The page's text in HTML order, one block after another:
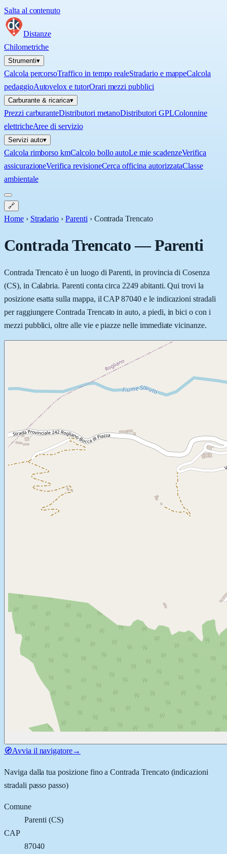
Salta al contenuto
Distanze
Chilometriche
Strumenti▾
Calcola percorsoTraffico in tempo realeStradario e mappeCalcola
pedaggioAutovelox e tutorOrari mezzi pubblici
Carburante & ricarica▾
Prezzi carburanteDistributori metanoDistributori GPLColonnine
elettricheAree di servizio
Servizi auto▾
Calcola rimborso kmCalcolo bollo autoLe mie scadenzeVerifica
assicurazioneVerifica revisioneCerca officina autorizzataClasse
ambientale
🔗
Home › Stradario › Parenti › Contrada Trencato
Contrada Trencato—Parenti
Contrada Trencato è un luogo di Parenti, in provincia di Cosenza
(CS), in Calabria. Parenti conta circa 2249 abitanti. Qui trovi la
posizione esatta sulla mappa, il CAP 87040 e le indicazioni stradali
per raggiungere Contrada Trencato in auto, a piedi, in bici o con i
mezzi pubblici, oltre alle vie e piazze nelle immediate vicinanze.
🧭Avvia il navigatore→
Naviga dalla tua posizione fino aContrada Trencato(indicazioni
stradali passo passo)
Comune
Parenti (CS)
CAP
87040